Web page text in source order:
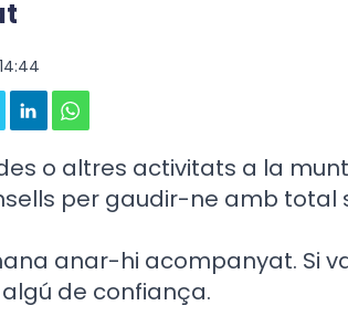
o altres activitats a la
per gaudir-ne amb total
anar-hi acompanyat. Si
algú de confiança.